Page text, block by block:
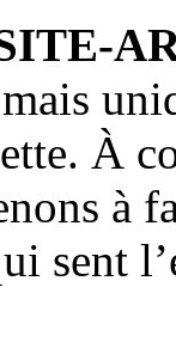
À
à
sent